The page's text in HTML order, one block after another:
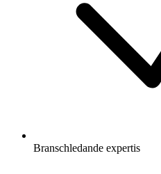
Branschledande expertis